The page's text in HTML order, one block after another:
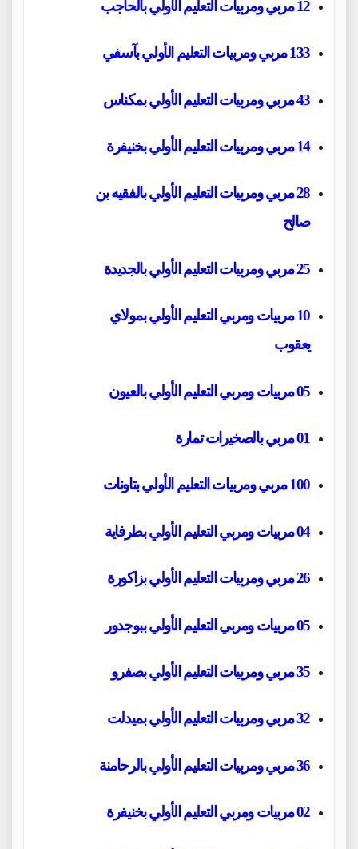
12 مربي ومربيات التعليم الأولي بالحاجب
133 مربي ومربيات التعليم الأولي بآسفي
43 مربي ومربيات التعليم الأولي بمكناس
14 مربي ومربيات التعليم الأولي بخنيفرة
28 مربي ومربيات التعليم الأولي بالفقيه بن
صالح
25 مربي ومربيات التعليم الأولي بالجديدة
10 مربيات ومربي التعليم الأولي بمولاي
يعقوب
05 مربيات ومربي التعليم الأولي بالعيون
01 مربي بالصخيرات تمارة
100 مربي ومربيات التعليم الأولي بتاونات
04 مربيات ومربي التعليم الأولي بطرفاية
26 مربي ومربيات التعليم الأولي بزاكورة
05 مربيات ومربي التعليم الأولي ببوجدور
35 مربي ومربيات التعليم الأولي بصفرو
32 مربي ومربيات التعليم الأولي بميدلت
36 مربي ومربيات التعليم الأولي بالرحامنة
02 مربيات ومربي التعليم الأولي بخنيفرة